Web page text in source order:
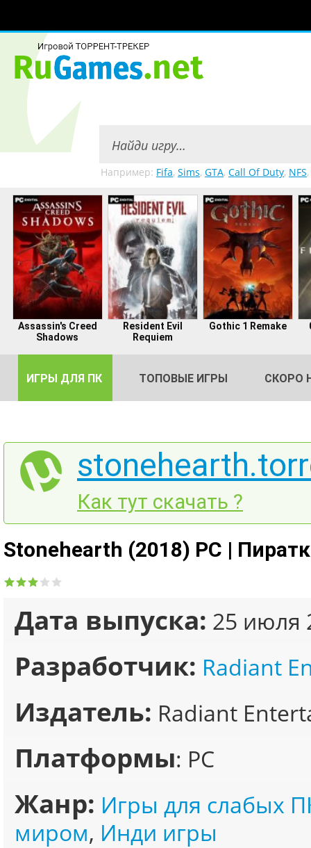
Например: Fifa, Sims, GTA, Call Of Duty, NFS,
Assassin's Creed
Shadows
Resident Evil
Requiem
Gothic 1 Remake
ИГРЫ ДЛЯ ПК ТОПОВЫЕ ИГРЫ СКОРО
Как тут скачать ?
Stonehearth (2018) PC |
Дата выпуска: 25 июля
Разработчик: Radiant
Издатель: Radiant
Платформы: PC
Жанр: Игры для слабых
миром, Инди игры